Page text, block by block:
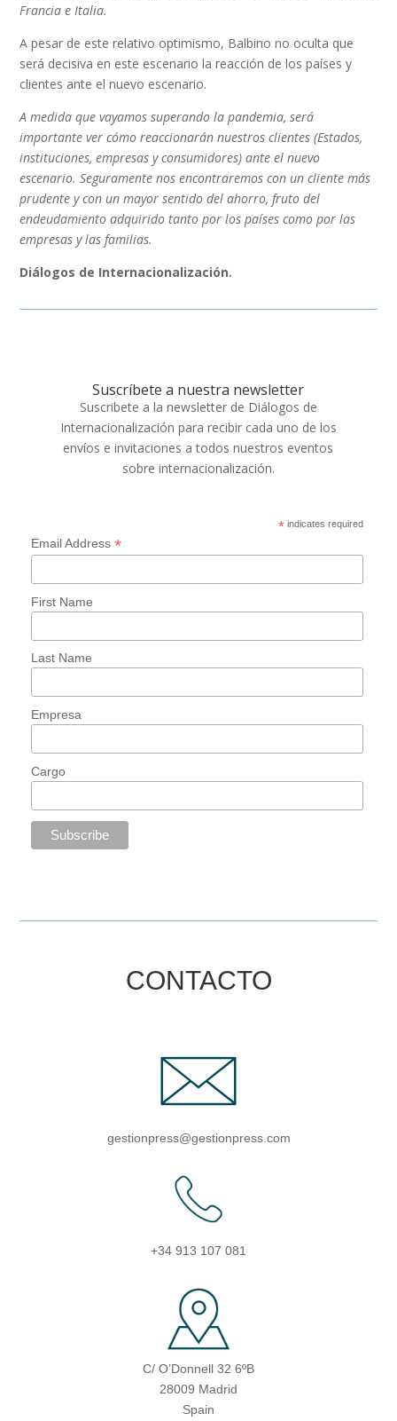
Francia e Italia.
A pesar de este relativo optimismo, Balbino no oculta que
será decisiva en este escenario la reacción de los países y
clientes ante el nuevo escenario.
A medida que vayamos superando la pandemia, será
importante ver cómo reaccionarán nuestros clientes (Estados,
instituciones, empresas y consumidores) ante el nuevo
escenario. Seguramente nos encontraremos con un cliente más
prudente y con un mayor sentido del ahorro, fruto del
endeudamiento adquirido tanto por los países como por las
empresas y las familias.
Diálogos de Internacionalización.
Suscríbete a nuestra newsletter
Suscribete a la newsletter de Diálogos de
Internacionalización para recibir cada uno de los
envíos e invitaciones a todos nuestros eventos
sobre internacionalización.
*indicates required
Email Address *
First Name
Last Name
Empresa
Cargo
CONTACTO
gestionpress@gestionpress.com
+34 913 107 081
C/ O’Donnell 32 6ºB
28009 Madrid
Spain